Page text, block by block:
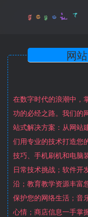
在数字时代的浪潮中，
功的必经之路。我们的
站式解决方案：从网站
们用专业的技术打造您
技巧、手机刷机和电脑
日常技术挑战；软件开
沿；教育教学资源丰富
保护您的网络生活；音
心情；商店信息一手掌